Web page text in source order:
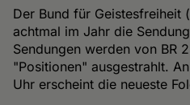
Der Bund für
achtmal im Jahr die
Sendungen werden von BR
"Positionen" ausgestrahlt.
Uhr erscheint die neueste